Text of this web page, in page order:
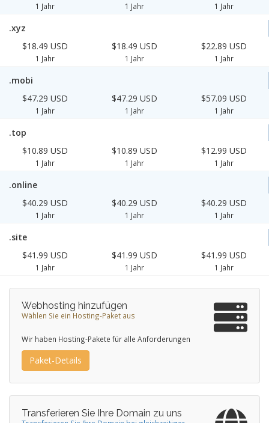
1 Jahr 1 Jahr 1 Jahr
.xyz
$18.49 USD
1 Jahr
$18.49 USD
1 Jahr
$22.89 USD
1 Jahr
.mobi
$47.29 USD
1 Jahr
$47.29 USD
1 Jahr
$57.09 USD
1 Jahr
.top
$10.89 USD
1 Jahr
$10.89 USD
1 Jahr
$12.99 USD
1 Jahr
.online
$40.29 USD
1 Jahr
$40.29 USD
1 Jahr
$40.29 USD
1 Jahr
.site
$41.99 USD
1 Jahr
$41.99 USD
1 Jahr
$41.99 USD
1 Jahr
Webhosting hinzufügen
Wählen Sie ein Hosting-Paket aus
Wir haben Hosting-Pakete für alle Anforderungen
Paket-Details
Transferieren Sie Ihre Domain zu uns